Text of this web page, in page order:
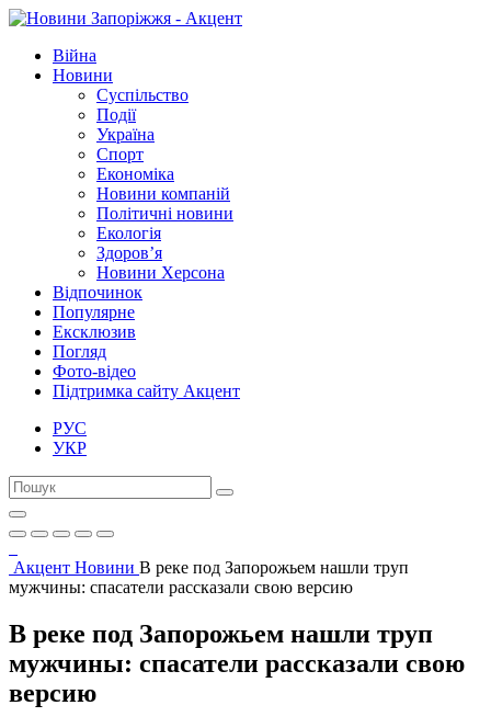
Війна
Новини
Суспільство
Події
Україна
Спорт
Економіка
Новини компаній
Політичні новини
Екологія
Здоров’я
Новини Херсона
Відпочинок
Популярне
Ексклюзив
Погляд
Фото-відео
Підтримка сайту Акцент
РУС
УКР
Акцент Новини В реке под Запорожьем нашли труп
мужчины: спасатели рассказали свою версию
В реке под Запорожьем нашли труп
мужчины: спасатели рассказали свою
версию